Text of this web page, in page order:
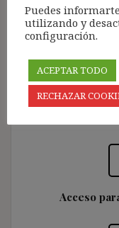
[Con el registro
blog: https://
Acceso
Puedes
utilizando y
configuración.
ACEPTAR TODO
RECHAZAR